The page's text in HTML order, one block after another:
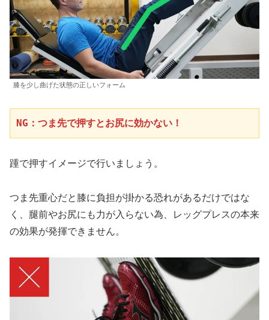
膝を少し曲げた状態の正しいフォーム
NG：つま先で押すとお尻に効かない！
踵で押すイメージで行いましょう。
つま先重心だと膝に負担が掛かる恐れがあるだけではな
く、腿前やお尻にも力が入らない為、レッグプレスの本来
の効果が発揮できません。